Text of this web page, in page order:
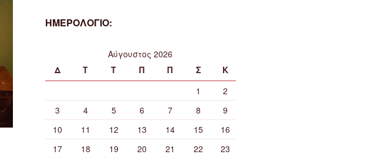
ΗΜΕΡΟΛΟΓΙΟ:
Αύγουστος 2026
Δ
Τ Τ Π Π Σ
Κ
1
2
3
4 5 6 7 8
9
10
11 12 13 14 15
16
17
18 19 20 21 22
23